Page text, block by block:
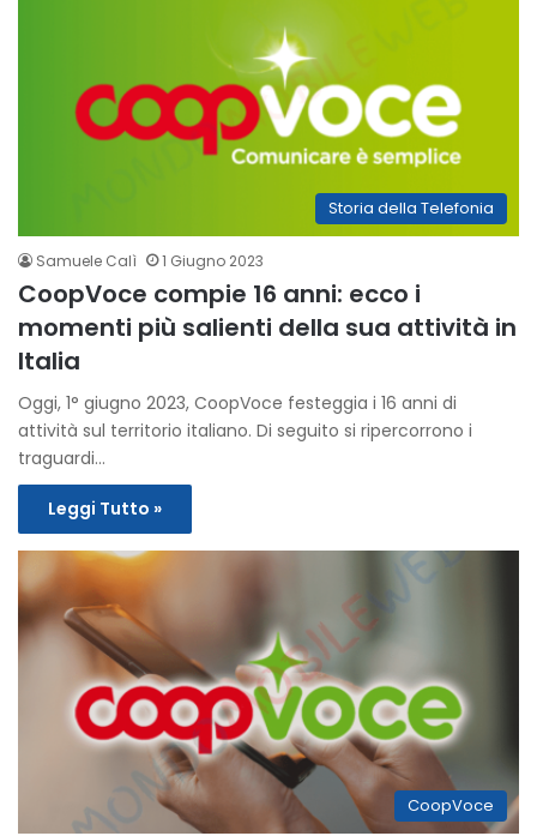
Storia della Telefonia
Samuele Calì 1 Giugno 2023
CoopVoce compie 16 anni: ecco i
momenti più salienti della sua attività in
Italia
Oggi, 1° giugno 2023, CoopVoce festeggia i 16 anni di
attività sul territorio italiano. Di seguito si ripercorrono i
traguardi…
Leggi Tutto »
CoopVoce